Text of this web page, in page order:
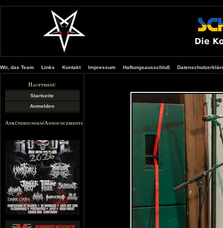
Wir, das Team Links Kontakt Impressum Haftungsausschluß
Hauptmenü
Startseite
Anmelden
Ankündigungen/Announcements